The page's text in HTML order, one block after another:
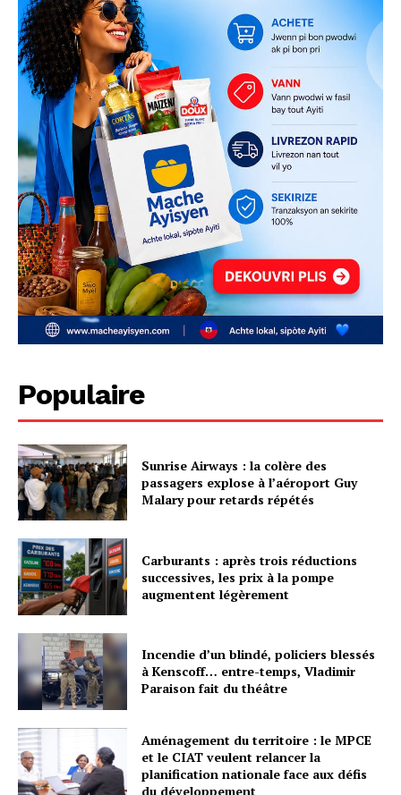
Populaire
Sunrise Airways : la colère des
passagers explose à l’aéroport Guy
Malary pour retards répétés
Carburants : après trois réductions
successives, les prix à la pompe
augmentent légèrement
Incendie d’un blindé, policiers blessés
à Kenscoff… entre-temps, Vladimir
Paraison fait du théâtre
Aménagement du territoire : le MPCE
et le CIAT veulent relancer la
planification nationale face aux défis
du développement